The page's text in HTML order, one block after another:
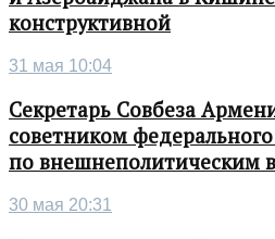
конструктивной
31 мая 10:04
Секретарь Совбеза
советником
по внешнеполитическим
30 мая 20:31